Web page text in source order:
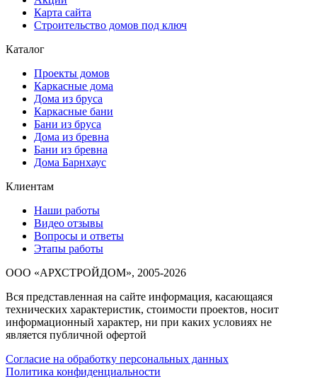
Карта сайта
Строительство домов под ключ
Каталог
Проекты домов
Каркасные дома
Дома из бруса
Каркасные бани
Бани из бруса
Дома из бревна
Бани из бревна
Дома Барнхаус
Клиентам
Наши работы
Видео отзывы
Вопросы и ответы
Этапы работы
ООО «АРХСТРОЙДОМ», 2005-2026
Вся представленная на сайте информация, касающаяся
технических характеристик, стоимости проектов, носит
информационный характер, ни при каких условиях не
является публичной офертой
Согласие на обработку персональных данных
Политика конфиденциальности